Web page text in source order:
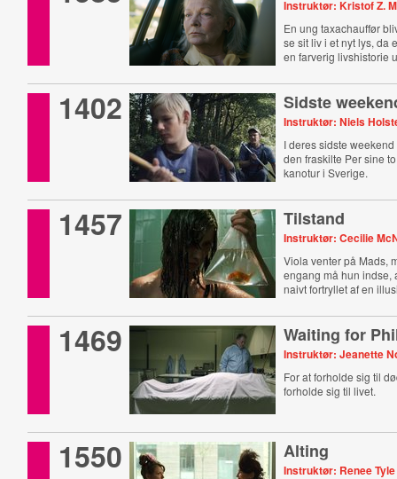
Instruktør: Kristof Z.
En ung taxachauffør
se sit liv i et nyt lys, da
en farverig livshistorie
1402 Sidste
Instruktør: Niels
I deres sidste
den fraskilte Per sine
kanotur i Sverige.
1457 Tilstand
Instruktør: Cecilie
Viola venter på Mads,
engang må hun indse,
naivt fortryllet af en
1469 Waiting for
Instruktør: Jeanette
For at forholde sig til
forholde sig til livet.
1550 Alting
Instruktør: Renee